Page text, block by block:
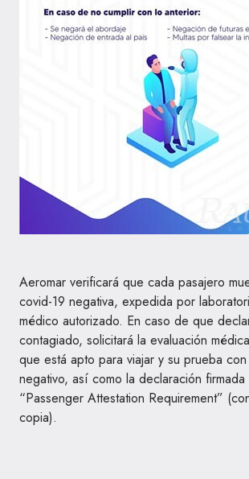
Aeromar verificará que cada pasajero
covid-19 negativa, expedida por
médico autorizado. En caso de que
contagiado, solicitará la evaluación
que está apto para viajar y su prueba
negativo, así como la declaración
“Passenger Attestation Requirement”
copia).